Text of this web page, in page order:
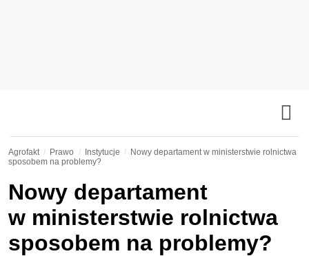
Agrofakt Prawo Instytucje
Nowy departament w ministerstwie rolnictwa
sposobem na problemy?
Nowy departament
w ministerstwie rolnictwa
sposobem na problemy?